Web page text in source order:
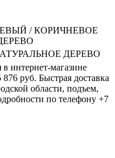
/ КОРИЧНЕВОЕ
ДЕРЕВО
интернет-магазине
руб. Быстрая доставка
области, подъем,
по телефону +7